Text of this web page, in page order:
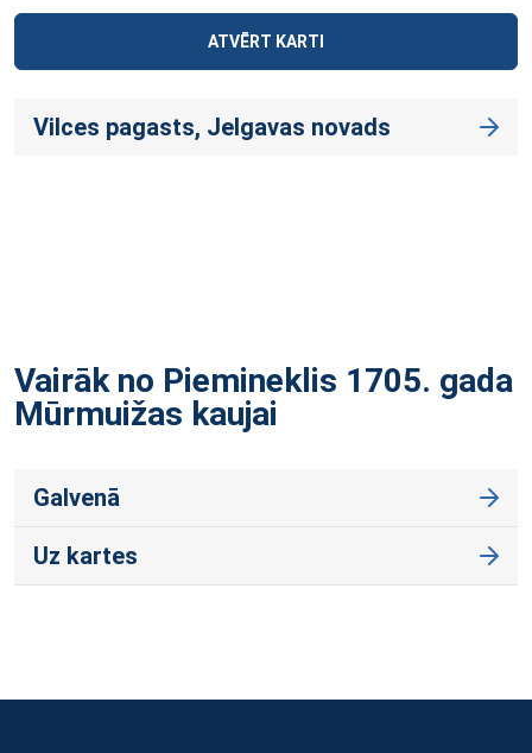
ATVĒRT KARTI
Vilces pagasts, Jelgavas novads
Vairāk no Piemineklis 1705. gada
Mūrmuižas kaujai
Galvenā
Uz kartes